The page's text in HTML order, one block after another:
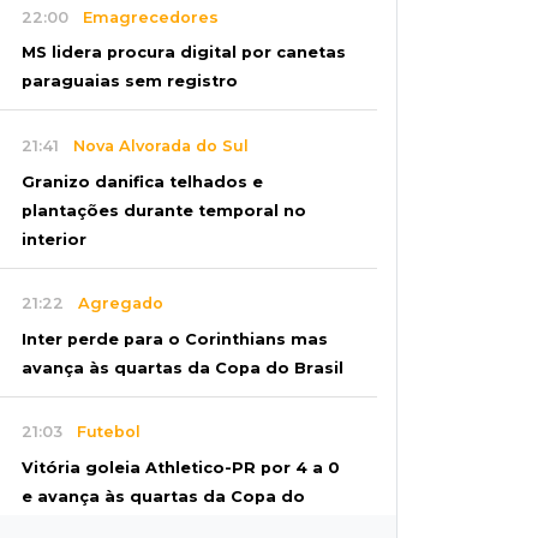
22:00 Emagrecedores
MS lidera procura digital por canetas
paraguaias sem registro
21:41 Nova Alvorada do Sul
Granizo danifica telhados e
plantações durante temporal no
interior
21:22 Agregado
Inter perde para o Corinthians mas
avança às quartas da Copa do Brasil
21:03 Futebol
Vitória goleia Athletico-PR por 4 a 0
e avança às quartas da Copa do